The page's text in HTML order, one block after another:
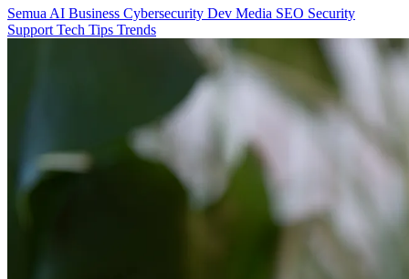
Semua AI Business Cybersecurity Dev Media SEO Security
Support Tech Tips Trends